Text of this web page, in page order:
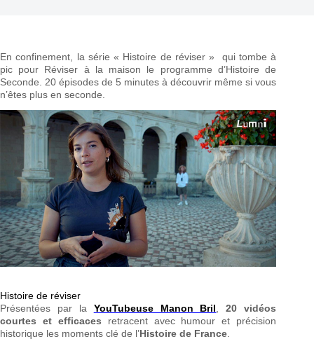
En confinement, la série « Histoire de réviser » qui tombe à
pic pour Réviser à la maison le programme d’Histoire de
Seconde. 20 épisodes de 5 minutes à découvrir même si vous
n’êtes plus en seconde.
Histoire de réviser
Présentées par la YouTubeuse Manon Bril ,20 vidéos
courtes et efficaces retracent avec humour et précision
historique les moments clé de l’Histoire de France